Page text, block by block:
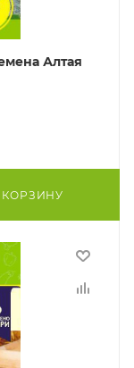
Алтая
КОРЗИНУ